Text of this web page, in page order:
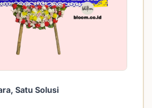
Satu Solusi